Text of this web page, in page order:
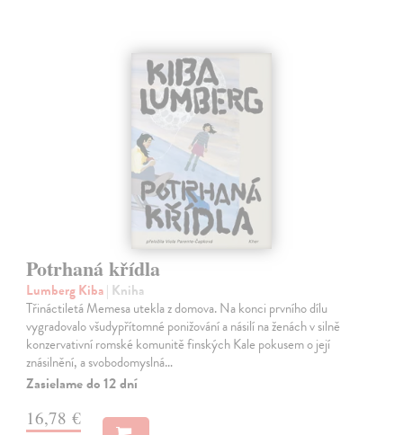
Potrhaná křídla
Lumberg Kiba| Kniha
Třináctiletá Memesa utekla z domova. Na konci prvního dílu
vygradovalo všudypřítomné ponižování a násilí na ženách v silně
konzervativní romské komunitě finských Kale pokusem o její
znásilnění, a svobodomyslná…
Zasielame do 12 dní
16,78 €